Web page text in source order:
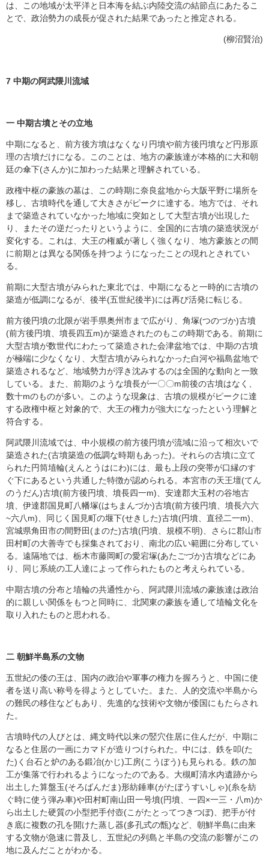
は、この地域が太平洋と日本海を結ぶ内陸交流の結節点にあたるこ
とで、政治勢力の成長が促された結果であったと推定される。
(柳沼賢治)
7 中期の阿武隈川流域
一 中期古墳とその立地
中期になると、前方後方墳はなくなり円墳や前方後円墳など円形原
理の古墳だけになる。このことは、地方の豪族達が本格的に大和朝
廷の傘下(さんか)に加わった結果と理解されている。
政権中枢の豪族の墓は、この時期に奈良盆地から大阪平野に場所を
移し、古墳時代を通して大きさがピークに達する。地方では、それ
まで築造されていなかった地域に突如として大型古墳が出現した
り、またその逆だったりというように、全国的に古墳の築造状況が
変化する。これは、大王の権威が著しく強くなり、地方豪族との間
に前期とは異なる関係を持つようになったことの現れとされてい
る。
前期に大型古墳がみられた東北では、中期になると一時的に古墳の
築造が低調になるが、後半(五世紀後半)には再び活発に転じる。
前方後円墳の北限が岩手県奥州市まで広がり、角塚(つのづか)古墳
(前方後円墳、墳長四五m)が築造されたのもこの時期である。前期に
大型古墳が数世代にわたって築造された会津盆地では、中期の古墳
が極端に少なくなり、大型古墳がみられなかった白河や福島盆地で
築造されるなど、地域勢力が浮き沈みするのは全国的な動向と一致
している。また、前期のような墳長が一〇〇m前後の古墳はなく、
数十mのものが多い。このような現象は、古墳の規模がピークに達
する政権中枢と対象的で、大王の権力が強大になったという理解と
符合する。
阿武隈川流域では、中小規模の前方後円墳が流域に沿って相次いで
築造された(古墳築造の低調な時期もあった)。それらの古墳に立て
られた円筒埴輪(えんとうはにわ)には、最も上段の突帯が口縁のす
ぐ下にあるという共通した特徴が認められる。本宮市の天王壇(てん
のうだん)古墳(前方後円墳、墳長四一m)、安達郡大玉村の谷地古
墳、伊達郡国見町八幡塚(はちまんづか)古墳(前方後円墳、墳長六六
~六八m)、同じく国見町の堰下(せきした)古墳(円墳、直径二一m)、
宮城県角田市の間野田(まのた)古墳(円墳、規模不明)、さらに郡山市
田村町の大善寺でも採集されており、南北の広い範囲に分布してい
る。遠隔地では、栃木市藤岡町の愛宕塚(あたごづか)古墳などにあ
り、同じ系統の工人達によって作られたものと考えられている。
中期古墳の分布と埴輪の共通性から、阿武隈川流域の豪族達は政治
的に親しい関係をもつと同時に、北関東の豪族を通して埴輪文化を
取り入れたものと思われる。
二 朝鮮半島系の文物
五世紀の倭の王は、国内の政治や軍事の権力を握ろうと、中国に使
者を送り高い称号を得ようとしていた。また、人的交流や半島から
の難民の移住などもあり、先進的な技術や文物が倭国にもたらされ
た。
古墳時代の人びとは、縄文時代以来の竪穴住居に住んだが、中期に
なると住居の一画にカマドが造りつけられた。中には、鉄を叩(た
た)く台石と炉のある鍛冶(かじ)工房(こうぼう)も見られる。鉄の加
工が集落で行われるようになったのである。大槻町清水内遺跡から
出土した算盤玉(そろばんだま)形紡錘車(がたぼうすいしゃ)(糸を紡
ぐ時に使う弾み車)や田村町南山田一号墳(円墳、一四×一三・八m)か
ら出土した硬質の小型把手付壺(こがたとってつきつぼ)、把手が付
き底に複数の孔を開けた蒸し器(多孔式の甑)など、朝鮮半島に由来
する文物が急速に普及し、五世紀の列島と半島の交流の影響がこの
地に及んだことがわかる。